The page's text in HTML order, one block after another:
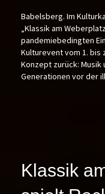
Babelsberg. Im
„Klassik am
pandemiebedingten
Kulturevent vom 1. bis
Konzept zurück: Musik
Generationen vor der
Klassik